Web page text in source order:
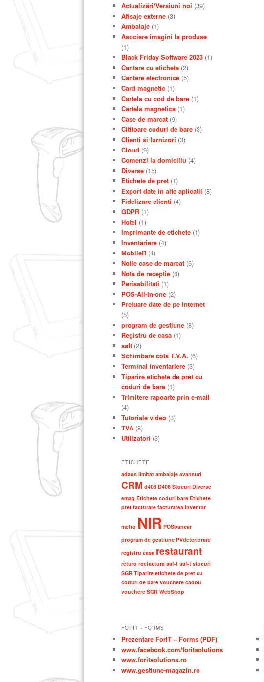
Actualizări/Versiuni noi (39)
Afisaje externe (3)
Ambalaje (1)
Asociere imagini la produse
(1)
Black Friday Software 2023 (1)
Cantare cu etichete (2)
Cantare electronice (5)
Card magnetic (1)
Cartela cu cod de bare (1)
Cartela magnetica (1)
Case de marcat (9)
Cititoare coduri de bare (3)
Clienti si furnizori (3)
Cloud (9)
Comenzi la domiciliu (4)
Diverse (15)
Etichete de pret (1)
Export date in alte aplicatii (8)
Fidelizare clienti (4)
GDPR (1)
Hotel (1)
Imprimante de etichete (1)
Inventariere (4)
MobileR (4)
Noile case de marcat (6)
Nota de receptie (6)
Perisabilitati (1)
POS-All-In-one (2)
Preluare date de pe Internet
(5)
program de gestiune (8)
Registru de casa (1)
saft (2)
Schimbare cota T.V.A. (6)
Terminal inventariere (3)
Tiparire etichete de pret cu
coduri de bare (1)
Trimitere rapoarte prin e-mail
(4)
Tutoriale video (3)
TVA (8)
Utilizatori (3)
ETICHETE
adaos limitat ambalaje avansuri
CRM d406 D406 Stocuri Diverse
emag Etichete coduri bare Etichete
pret facturare facturarea Inventar
metro NIR POSbancar
program de gestiune PVdeteriorare
registru casa restaurant
returo roefactura saf-t saf-t stocuri
SGR Tiparire etichete de pret cu
coduri de bare vouchere cadou
vouchere SGR WebShop
FORIT - FORMS
Prezentare ForIT – Forms (PDF)
www.facebook.com/foritsolutions
www.foritsolutions.ro
www.gestiune-magazin.ro